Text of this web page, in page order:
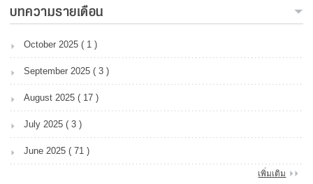
บทความรายเดือน
October 2025 ( 1 )
September 2025 ( 3 )
August 2025 ( 17 )
July 2025 ( 3 )
June 2025 ( 71 )
เพิ่มเติม